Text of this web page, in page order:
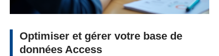
Optimiser et gérer votre base de
données Access